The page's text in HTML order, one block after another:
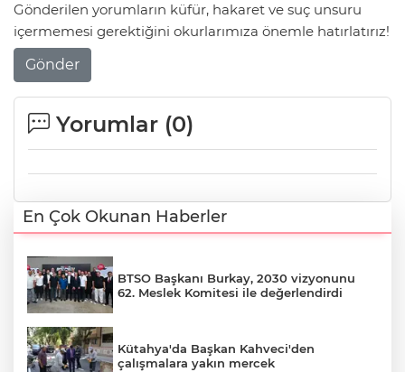
Gönderilen yorumların küfür, hakaret ve suç unsuru
içermemesi gerektiğini okurlarımıza önemle hatırlatırız!
Gönder
Yorumlar (0)
En Çok Okunan Haberler
BTSO Başkanı Burkay, 2030 vizyonunu
62. Meslek Komitesi ile değerlendirdi
Kütahya'da Başkan Kahveci'den
çalışmalara yakın mercek